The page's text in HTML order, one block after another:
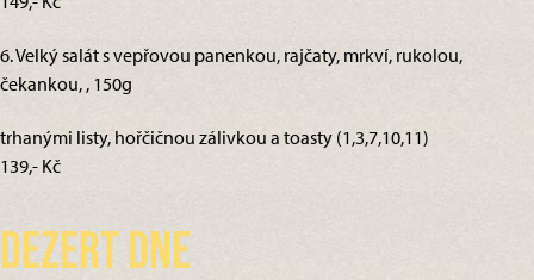
6. Velký salát s vepřovou panenkou, rajčaty, mrkví, rukolou,
čekankou, , 150g
trhanými listy, hořčičnou zálivkou a toasty (1,3,7,10,11)
139,- Kč
Dezert dne